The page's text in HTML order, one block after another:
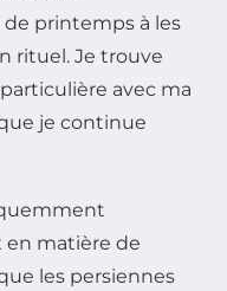
printemps à les
rituel. Je trouve
avec ma
je continue
matière de
les persiennes